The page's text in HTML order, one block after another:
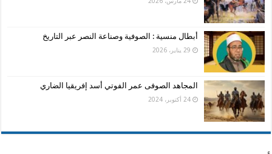
أبطال منسية : الصوفية وصناعة النصر عبر التاريخ
29 يناير، 2026
المجاهد الصوفى عمر الفوتي أسد إفريقيا الضاري
24 أكتوبر، 2024